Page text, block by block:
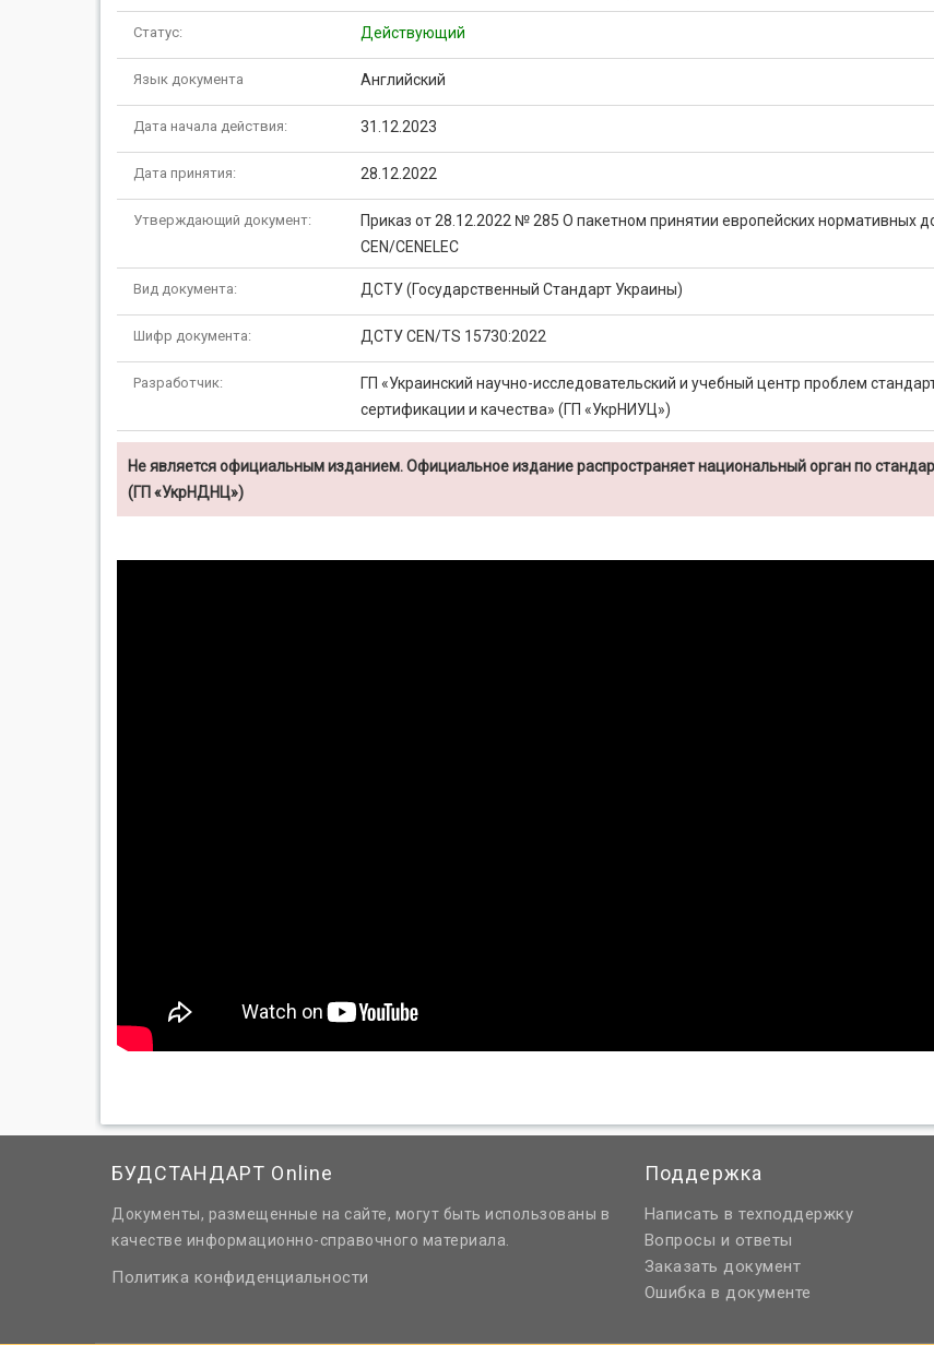
Статус: Действующий
Язык документа Английский
Дата начала действия: 31.12.2023
Дата принятия: 28.12.2022
Утверждающий документ:
Приказ от 28.12.2022 № 285 О пакетном принятии европейских нормативных
CEN/CENELEC
Вид документа: ДСТУ (Государственный Стандарт Украины)
Шифр документа: ДСТУ CEN/TS 15730:2022
Разработчик:
ГП «Украинский научно-исследовательский и учебный центр проблем
сертификации и качества» (ГП «УкрНИУЦ»)
Не является официальным изданием. Официальное издание распространяет национальный орган по
(ГП «УкрНДНЦ»)
БУДСТАНДАРТ Online
Документы, размещенные на сайте, могут быть использованы в
качестве информационно-справочного материала.
Политика конфиденциальности
Поддержка
Написать в техподдержку
Вопросы и ответы
Заказать документ
Ошибка в документе